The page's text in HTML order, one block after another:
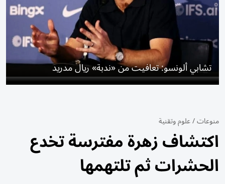
تشابي ألونسو: تعافيت من «ندبة» ريال مدريد
منوعات/علوم وتقنية
اكتشاف زهرة مفترسة تخدع
الحشرات ثم تلتهمها